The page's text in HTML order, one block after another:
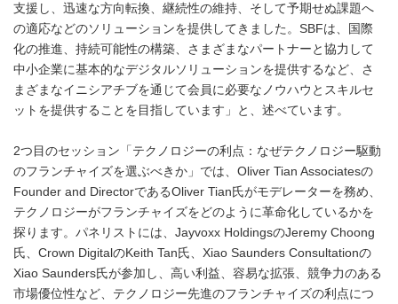
支援し、迅速な方向転換、継続性の維持、そして予期せぬ課題へ
の適応などのソリューションを提供してきました。SBFは、国際
化の推進、持続可能性の構築、さまざまなパートナーと協力して
中小企業に基本的なデジタルソリューションを提供するなど、さ
まざまなイニシアチブを通じて会員に必要なノウハウとスキルセ
ットを提供することを目指しています」と、述べています。
2つ目のセッション「テクノロジーの利点：なぜテクノロジー駆動
のフランチャイズを選ぶべきか」では、Oliver Tian Associatesの
Founder and DirectorであるOliver Tian氏がモデレーターを務め、
テクノロジーがフランチャイズをどのように革命化しているかを
探ります。パネリストには、Jayvoxx HoldingsのJeremy Choong
氏、Crown DigitalのKeith Tan氏、Xiao Saunders Consultationの
Xiao Saunders氏が参加し、高い利益、容易な拡張、競争力のある
市場優位性など、テクノロジー先進のフランチャイズの利点につ